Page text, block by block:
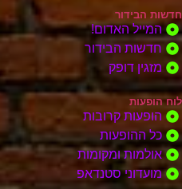
חדשות הבידור
המייל האדום!
חדשות הבידור
מזגין דופק
לוח הופעות
הופעות קרובות
כל ההופעות
אולמות ומקומות
מועדוני סטנדאפ